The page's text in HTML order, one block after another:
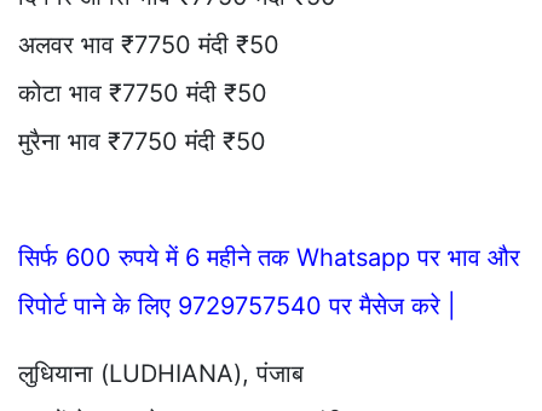
अलवर भाव ₹7750 मंदी ₹50
कोटा भाव ₹7750 मंदी ₹50
मुरैना भाव ₹7750 मंदी ₹50
सिर्फ 600 रुपये में 6 महीने तक Whatsapp पर भाव और
रिपोर्ट पाने के लिए 9729757540 पर मैसेज करे |
लुधियाना (LUDHIANA), पंजाब